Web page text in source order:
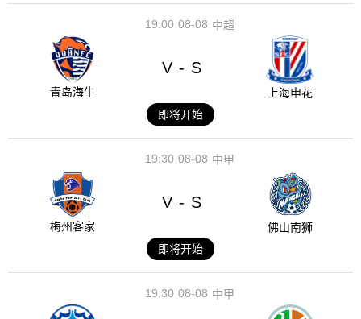
08-08
19:00 中超
青岛海牛
V - S
上海申花
即将开始
08-08
19:30 中甲
梅州客家
V - S
佛山南狮
即将开始
08-08
19:30 中甲